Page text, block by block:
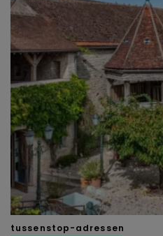
tussenstop-adressen